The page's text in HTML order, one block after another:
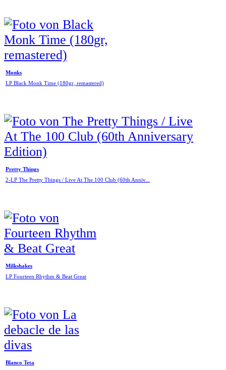
Monks
LP Black Monk Time (180gr, remastered)
Pretty Things
2-LP The Pretty Things / Live At The 100 Club (60th Anniv...
Milkshakes
LP Fourteen Rhythm & Beat Great
Blanco Teta